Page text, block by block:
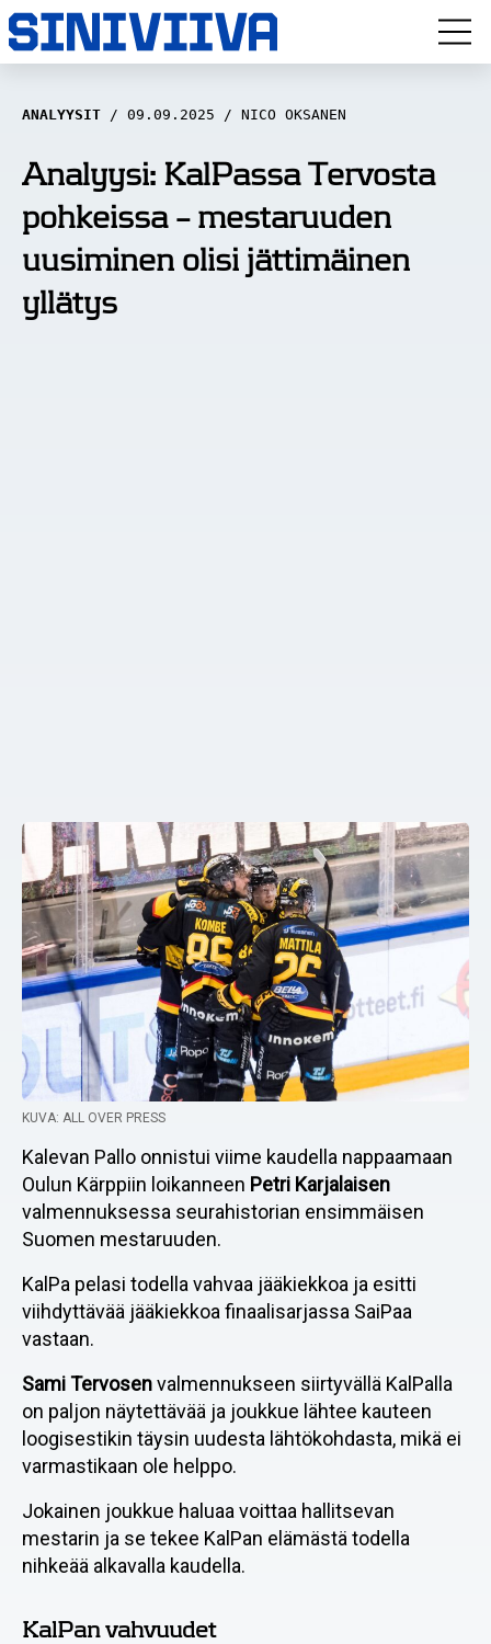
LUUVITONEN
HAASTATTELUT
NÄKÖKULMAT
ANALYYSIT
ANALYYSIT 09.09.2025 NICO OKSANEN
Analyysi: KalPassa Tervosta
pohkeissa – mestaruuden
uusiminen olisi jättimäinen
yllätys
KUVA: ALL OVER PRESS
Kalevan Pallo onnistui viime kaudella nappaamaan
Oulun Kärppiin loikanneen Petri Karjalaisen
valmennuksessa seurahistorian ensimmäisen
Suomen mestaruuden.
KalPa pelasi todella vahvaa jääkiekkoa ja esitti
viihdyttävää jääkiekkoa finaalisarjassa SaiPaa
vastaan.
Sami Tervosenvalmennukseen siirtyvällä KalPalla
on paljon näytettävää ja joukkue lähtee kauteen
loogisestikin täysin uudesta lähtökohdasta, mikä ei
varmastikaan ole helppo.
Jokainen joukkue haluaa voittaa hallitsevan
mestarin ja se tekee KalPan elämästä todella
nihkeää alkavalla kaudella.
KalPan vahvuudet